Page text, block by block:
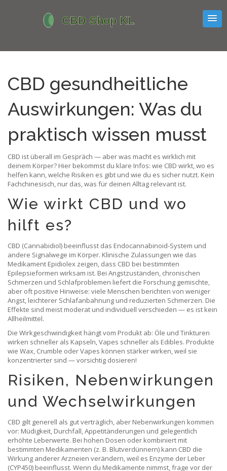
CBD gesundheitliche
Auswirkungen: Was du
praktisch wissen musst
CBD ist überall im Gespräch — aber was macht es wirklich mit
deinem Körper? Hier bekommst du klare Infos: wie CBD wirkt, wo es
helfen kann, welche Risiken es gibt und wie du es sicher nutzt. Kein
Fachchinesisch, nur das, was für deinen Alltag relevant ist.
Wie wirkt CBD und wo
hilft es?
CBD (Cannabidiol) beeinflusst das Endocannabinoid-System und
andere Signalwege im Körper. Klinische Zulassungen wie das
Medikament Epidiolex zeigen, dass CBD bei bestimmten
Epilepsieformen wirksam ist. Bei Angstzuständen, chronischen
Schmerzen und Schlafproblemen liefert die Forschung gemischte,
aber oft positive Hinweise: viele Menschen berichten von weniger
Angst, leichterer Schlafanbahnung und reduzierten Schmerzen. Die
Effekte sind meist moderat und individuell verschieden — es ist kein
Allheilmittel.
Die Wirkgeschwindigkeit hängt vom Produkt ab: Öle und Tinkturen
wirken schneller als Kapseln, Vapes schneller als Edibles. Produkte
wie Wax, Crumble oder Vapes können stärker wirken, weil sie
konzentrierter sind — vorsichtig dosieren!
Risiken, Nebenwirkungen
und Wechselwirkungen
CBD gilt generell als gut verträglich, aber Nebenwirkungen kommen
vor: Müdigkeit, Durchfall, Appetitänderungen und gelegentlich
erhöhte Leberwerte. Bei hohen Dosen oder kombiniert mit
bestimmten Medikamenten (z. B. Blutverdünnern) kann CBD die
Wirkung anderer Arzneien verändern, weil es Enzyme der Leber
(CYP450) beeinflusst. Wenn du Medikamente nimmst, frage vor der